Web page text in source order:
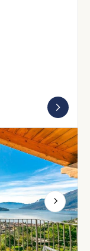
Next